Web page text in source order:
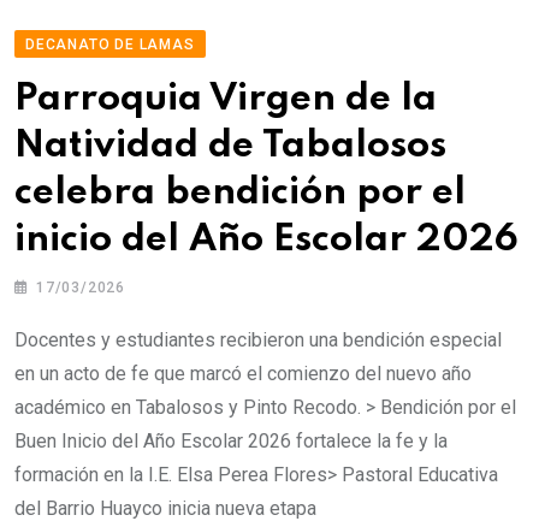
DECANATO DE LAMAS
Parroquia Virgen de la
Natividad de Tabalosos
celebra bendición por el
inicio del Año Escolar 2026
17/03/2026
Docentes y estudiantes recibieron una bendición especial
en un acto de fe que marcó el comienzo del nuevo año
académico en Tabalosos y Pinto Recodo. > Bendición por el
Buen Inicio del Año Escolar 2026 fortalece la fe y la
formación en la I.E. Elsa Perea Flores> Pastoral Educativa
del Barrio Huayco inicia nueva etapa